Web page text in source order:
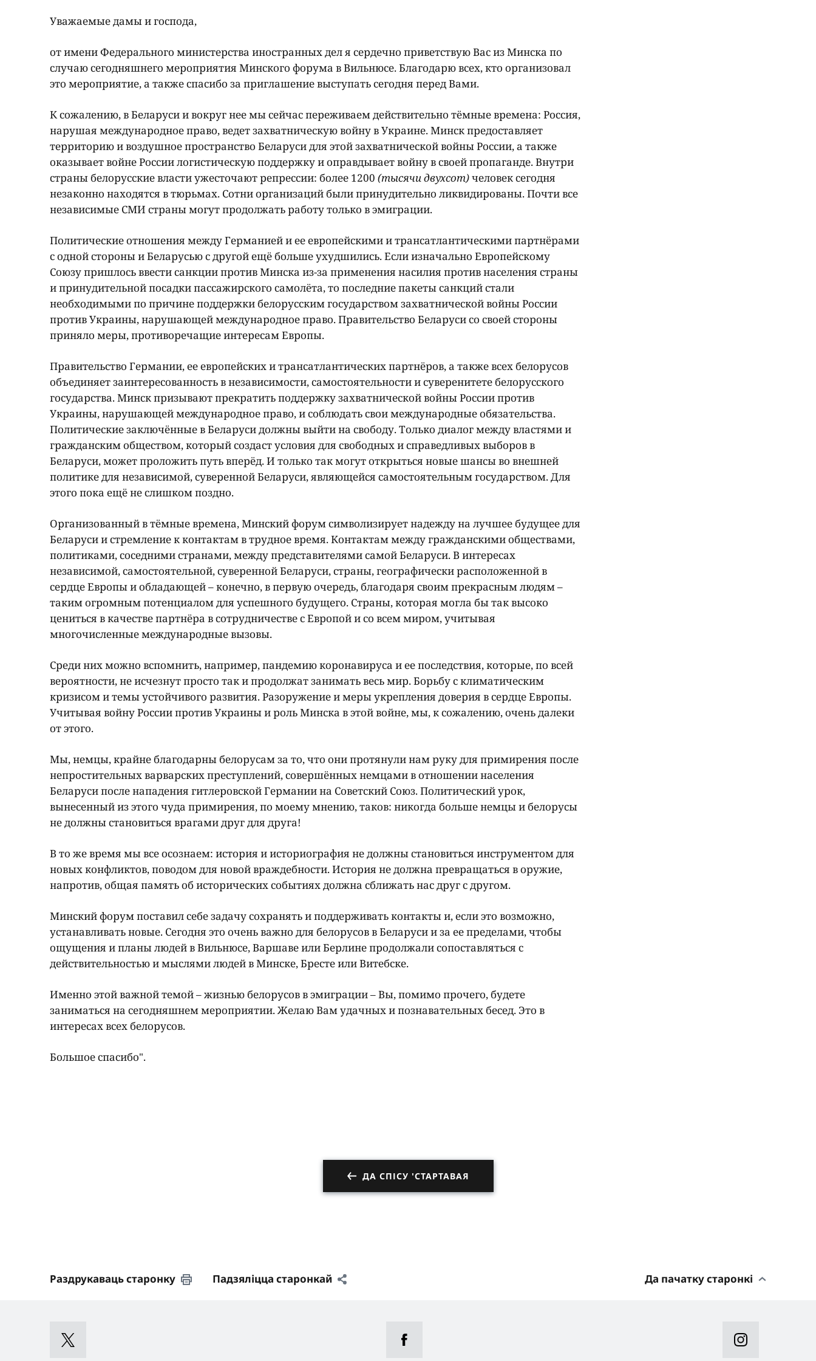
Уважаемые дамы и господа,
от имени Федерального министерства иностранных дел я сердечно приветствую Вас из Минска по
случаю сегодняшнего мероприятия Минского форума в Вильнюсе. Благодарю всех, кто организовал
это мероприятие, а также спасибо за приглашение выступать сегодня перед Вами.
К сожалению, в Беларуси и вокруг нее мы сейчас переживаем действительно тёмные времена: Россия,
нарушая международное право, ведет захватническую войну в Украине. Минск предоставляет
территорию и воздушное пространство Беларуси для этой захватнической войны России, а также
оказывает войне России логистическую поддержку и оправдывает войну в своей пропаганде. Внутри
страны белорусские власти ужесточают репрессии: более 1200 (тысячи двухсот)человек сегодня
незаконно находятся в тюрьмах. Сотни организаций были принудительно ликвидированы. Почти все
независимые СМИ страны могут продолжать работу только в эмиграции.
Политические отношения между Германией и ее европейскими и трансатлантическими партнёрами
с одной стороны и Беларусью с другой ещё больше ухудшились. Если изначально Европейскому
Союзу пришлось ввести санкции против Минска из-за применения насилия против населения страны
и принудительной посадки пассажирского самолёта, то последние пакеты санкций стали
необходимыми по причине поддержки белорусским государством захватнической войны России
против Украины, нарушающей международное право. Правительство Беларуси со своей стороны
приняло меры, противоречащие интересам Европы.
Правительство Германии, ее европейских и трансатлантических партнёров, а также всех белорусов
объединяет заинтересованность в независимости, самостоятельности и суверенитете белорусского
государства. Минск призывают прекратить поддержку захватнической войны России против
Украины, нарушающей международное право, и соблюдать свои международные обязательства.
Политические заключённые в Беларуси должны выйти на свободу. Только диалог между властями и
гражданским обществом, который создаст условия для свободных и справедливых выборов в
Беларуси, может проложить путь вперёд. И только так могут открыться новые шансы во внешней
политике для независимой, суверенной Беларуси, являющейся самостоятельным государством. Для
этого пока ещё не слишком поздно.
Организованный в тёмные времена, Минский форум символизирует надежду на лучшее будущее для
Беларуси и стремление к контактам в трудное время. Контактам между гражданскими обществами,
политиками, соседними странами, между представителями самой Беларуси. В интересах
независимой, самостоятельной, суверенной Беларуси, страны, географически расположенной в
сердце Европы и обладающей – конечно, в первую очередь, благодаря своим прекрасным людям –
таким огромным потенциалом для успешного будущего. Страны, которая могла бы так высоко
цениться в качестве партнёра в сотрудничестве с Европой и со всем миром, учитывая
многочисленные международные вызовы.
Среди них можно вспомнить, например, пандемию коронавируса и ее последствия, которые, по всей
вероятности, не исчезнут просто так и продолжат занимать весь мир. Борьбу с климатическим
кризисом и темы устойчивого развития. Разоружение и меры укрепления доверия в сердце Европы.
Учитывая войну России против Украины и роль Минска в этой войне, мы, к сожалению, очень далеки
от этого.
Мы, немцы, крайне благодарны белорусам за то, что они протянули нам руку для примирения после
непростительных варварских преступлений, совершённых немцами в отношении населения
Беларуси после нападения гитлеровской Германии на Советский Союз. Политический урок,
вынесенный из этого чуда примирения, по моему мнению, таков: никогда больше немцы и белорусы
не должны становиться врагами друг для друга!
В то же время мы все осознаем: история и историография не должны становиться инструментом для
новых конфликтов, поводом для новой враждебности. История не должна превращаться в оружие,
напротив, общая память об исторических событиях должна сближать нас друг с другом.
Минский форум поставил себе задачу сохранять и поддерживать контакты и, если это возможно,
устанавливать новые. Сегодня это очень важно для белорусов в Беларуси и за ее пределами, чтобы
ощущения и планы людей в Вильнюсе, Варшаве или Берлине продолжали сопоставляться с
действительностью и мыслями людей в Минске, Бресте или Витебске.
Именно этой важной темой – жизнью белорусов в эмиграции – Вы, помимо прочего, будете
заниматься на сегодняшнем мероприятии. Желаю Вам удачных и познавательных бесед. Это в
интересах всех белорусов.
Большое спасибо".
ДА СПІСУ 'СТАРТАВАЯ
Раздрукаваць старонку Падзяліцца старонкай Да пачатку старонкі